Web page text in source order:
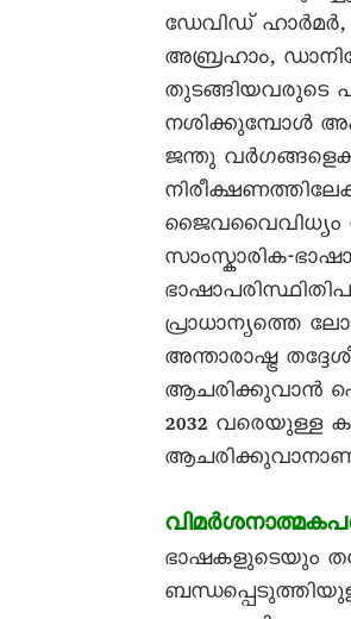
ഡേവിഡ്
അബ്രഹാം,
തുടങ്ങിയവരുടെ
നശിക്കുമ്പോൾ
ജന്തു
ജൈവവൈവിധ്യം
സാംസ്കാരിക-
പ്രാധാന്യത്തെ
അന്താരാഷ്ട്ര
ആചരിക്കുവാൻ
2032 വരെയുള്ള
ആചരിക്കുവാനാണ്
ഭാഷകളുടെയും